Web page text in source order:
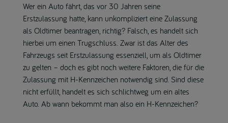
Wer ein Auto fährt, das vor 30 Jahren seine
Erstzulassung hatte, kann unkompliziert eine Zulassung
als Oldtimer beantragen, richtig? Falsch, es handelt sich
hierbei um einen Trugschluss. Zwar ist das Alter des
Fahrzeugs seit Erstzulassung essenziell, um als Oldtimer
zu gelten – doch es gibt noch weitere Faktoren, die für die
Zulassung mit H-Kennzeichen notwendig sind. Sind diese
nicht erfüllt, handelt es sich schlichtweg um ein altes
Auto. Ab wann bekommt man also ein H-Kennzeichen?